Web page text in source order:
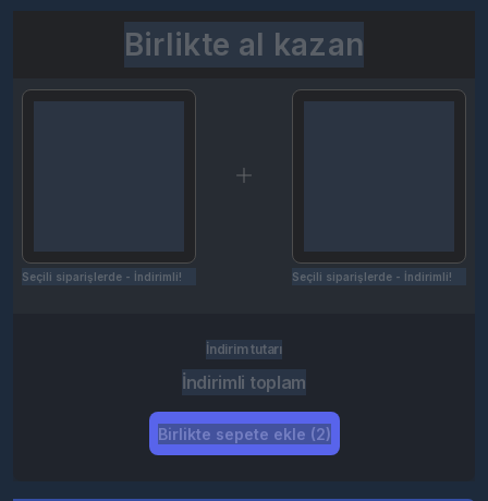
Birlikte al kazan
Seçili siparişlerde - İndirimli! Seçili siparişlerde - İndirimli!
İndirim tutarı
İndirimli toplam
Birlikte sepete ekle (2)